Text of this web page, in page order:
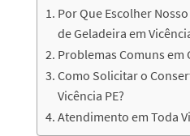
Por Que Escolher
de Geladeira em
Problemas Comuns em
Como Solicitar o
Vicência PE?
Atendimento em Toda